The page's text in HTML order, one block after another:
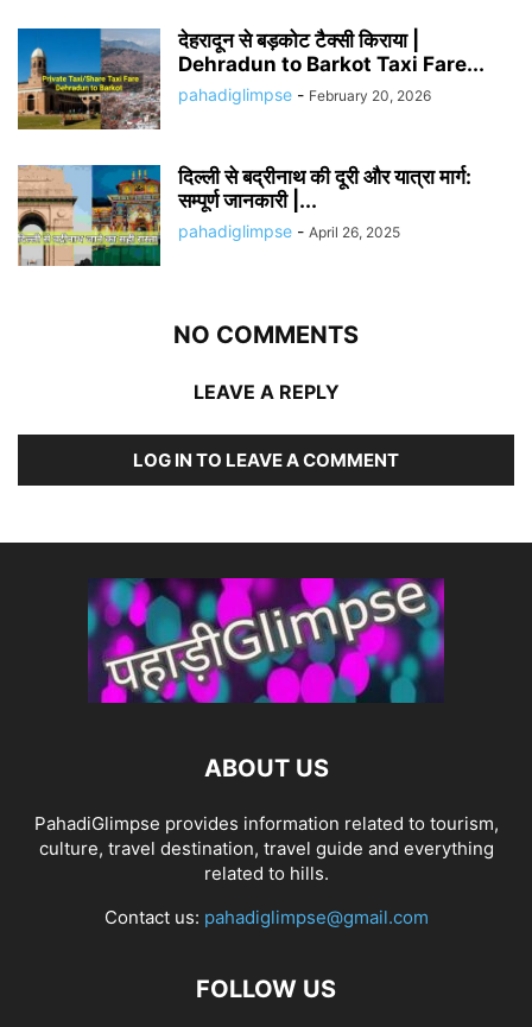
देहरादून से बड़कोट टैक्सी किराया |
Dehradun to Barkot Taxi Fare...
pahadiglimpse - February 20, 2026
दिल्ली से बद्रीनाथ की दूरी और यात्रा मार्ग:
सम्पूर्ण जानकारी |...
pahadiglimpse - April 26, 2025
NO COMMENTS
LEAVE A REPLY
LOG IN TO LEAVE A COMMENT
ABOUT US
PahadiGlimpse provides information related to tourism,
culture, travel destination, travel guide and everything
related to hills.
Contact us: pahadiglimpse@gmail.com
FOLLOW US